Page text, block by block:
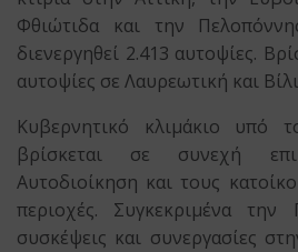
Φθιώτιδα και την
διενεργηθεί 2.413 αυτοψίες.
αυτοψίες σε Λαυρεωτική και
Κυβερνητικό κλιμάκιο υπό
βρίσκεται σε συνεχή
Αυτοδιοίκηση και τους
περιοχές. Συγκεκριμένα
συσκέψεις και συνεργασίες